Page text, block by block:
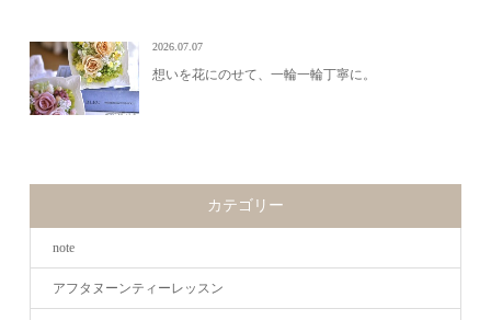
2026.07.07
想いを花にのせて、一輪一輪丁寧に。
カテゴリー
note
アフタヌーンティーレッスン